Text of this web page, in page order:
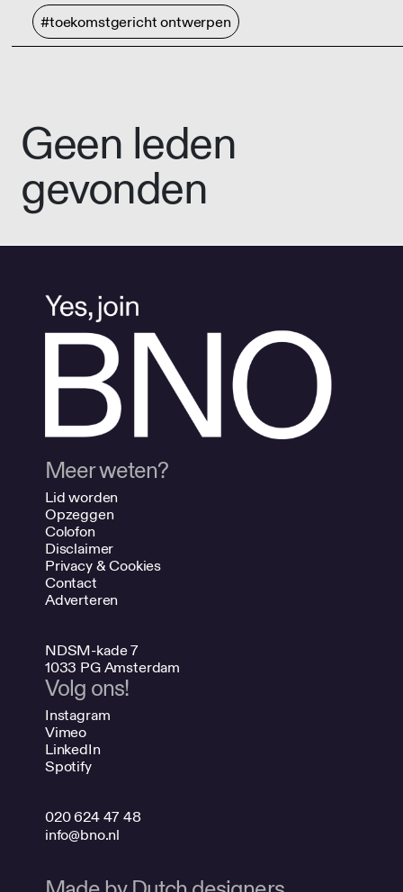
#toekomstgericht ontwerpen
Geen leden
gevonden
Meer weten?
Lid worden
Opzeggen
Colofon
Disclaimer
Privacy & Cookies
Contact
Adverteren
NDSM-kade 7
1033 PG Amsterdam
Volg ons!
Instagram
Vimeo
LinkedIn
Spotify
020 624 47 48
info@bno.nl